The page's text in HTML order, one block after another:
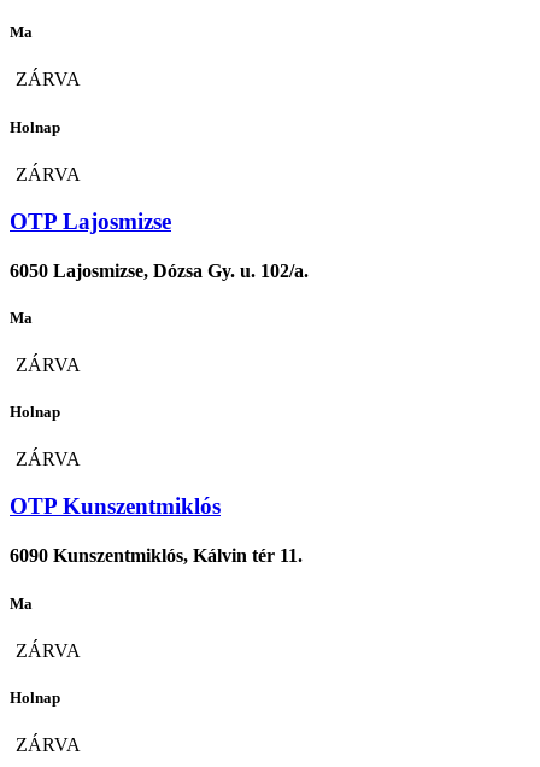
Ma
ZÁRVA
Holnap
ZÁRVA
OTP Lajosmizse
6050 Lajosmizse, Dózsa Gy. u. 102/a.
Ma
ZÁRVA
Holnap
ZÁRVA
OTP Kunszentmiklós
6090 Kunszentmiklós, Kálvin tér 11.
Ma
ZÁRVA
Holnap
ZÁRVA